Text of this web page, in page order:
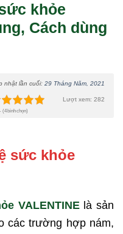
khỏe
Cách dùng
nhật lần cuối: 29 Tháng Năm, 2021
(4 bình chọn)
Lượt xem: 282
sức khỏe
VALENTINElà sản
các trường hợp nám,